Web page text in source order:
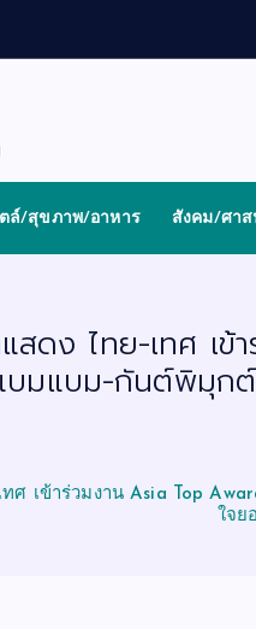
ล์/สุขภาพ/อาหาร สังคม/ศาส
สดง ไทย-เทศ เ
มแบม-กันต์พิมุกต์
ศ เข้าร่วมงาน Asia Top
ใจ